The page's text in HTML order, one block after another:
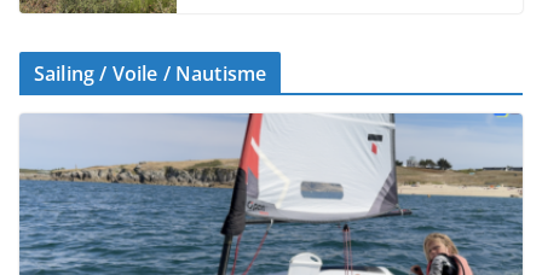
Sailing / Voile / Nautisme